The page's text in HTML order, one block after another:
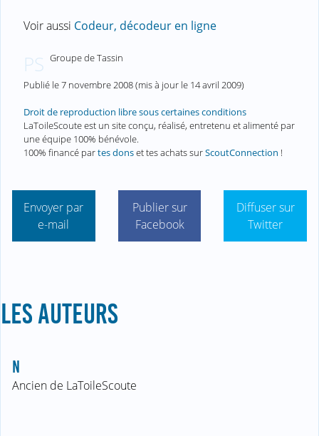
Voir aussi Codeur, décodeur en ligne
PS Groupe de Tassin
Publié le7 novembre 2008(mis à jour le 14 avril 2009)
Droit de reproduction libre sous certaines conditions
LaToileScoute est un site conçu, réalisé, entretenu et alimenté par
une équipe 100% bénévole.
100% financé partes donset tes achats surScoutConnection !
Envoyer par
e-mail
Publier sur
Facebook
Diffuser sur
Twitter
LES AUTEURS
N
Ancien de LaToileScoute